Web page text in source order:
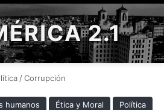
2.1
/Corrupción
humanos Ética y Moral Política